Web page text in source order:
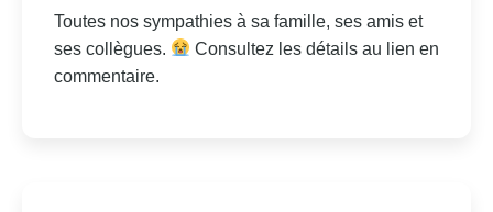
Toutes nos sympathies à sa famille, ses amis et
ses collègues.
Consultez les détails au lien en
commentaire.